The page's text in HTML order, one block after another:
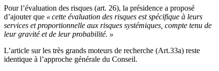
Pour l’évaluation des risques (art. 26), la présidence a proposé
d’ajouter que « cette évaluation des risques est spécifique à leurs
services et proportionnelle aux risques systémiques, compte tenu de
leur gravité et de leur probabilité. »
L’article sur les très grands moteurs de recherche (Art.33a) reste
identique à l’approche générale du Conseil.